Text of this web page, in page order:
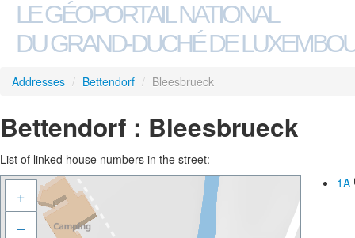
LE GÉOPORTAIL NATIONAL
DU GRAND-DUCHÉ DE
Addresses / Bettendorf / Bleesbrueck
Bettendorf : Bleesbrueck
List of linked house numbers in the street:
+
–
1A